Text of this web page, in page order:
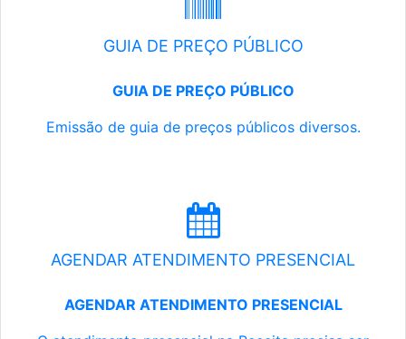
GUIA DE PREÇO PÚBLICO
GUIA DE PREÇO PÚBLICO
Emissão de guia de preços públicos diversos.
AGENDAR ATENDIMENTO PRESENCIAL
AGENDAR ATENDIMENTO PRESENCIAL